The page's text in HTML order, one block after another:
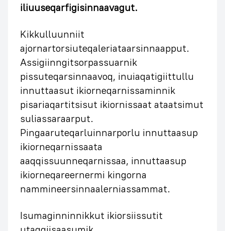
iliuuseqarfigisinnaavagut.
Kikkulluunniit
ajornartorsiuteqaleriataarsinnaapput.
Assigiinngitsorpassuarnik
pissuteqarsinnaavoq, inuiaqatigiittullu
innuttaasut ikiorneqarnissaminnik
pisariaqartitsisut ikiornissaat ataatsimut
suliassaraarput.
Pingaaruteqarluinnarporlu innuttaasup
ikiorneqarnissaata
aaqqissuunneqarnissaa, innuttaasup
ikiorneqareernermi kingorna
nammineersinnaalerniassammat.
Isumaginninnikkut ikiorsiissutit